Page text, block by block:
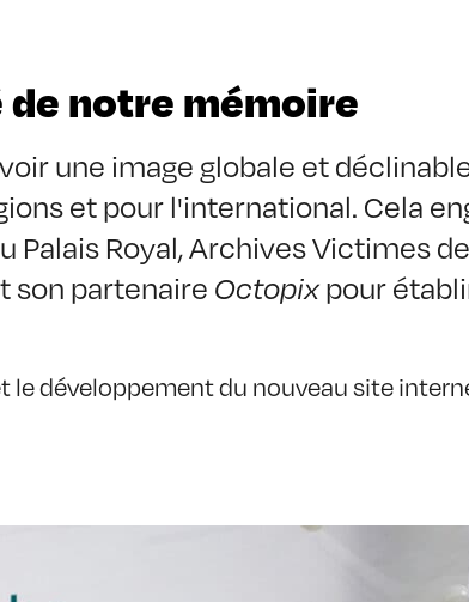
de notre mémoire
une image globale et
et pour l'international. Cela
Palais Royal, Archives Victimes
son partenaire Octopix pour
le développement du nouveau site